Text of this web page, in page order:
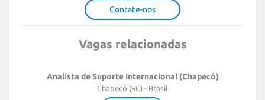
Contate-nos
Vagas relacionadas
Analista de Suporte Internacional (Chapecó)
Chapecó (SC) - Brasil